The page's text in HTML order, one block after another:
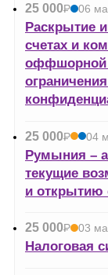
25 000Р
УБ.
06
Раскрытие
счетах и
оффшорной
25 000Р
УБ.
04
Румыния –
текущие
и открытию
25 000Р
УБ.
03
Налоговая